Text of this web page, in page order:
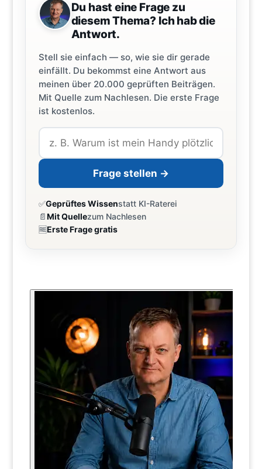
Du hast eine Frage zu
diesem Thema? Ich hab die
Antwort.
Stell sie einfach — so, wie sie dir gerade
einfällt. Du bekommst eine Antwort aus
meinen über 20.000 geprüften Beiträgen.
Mit Quelle zum Nachlesen. Die erste Frage
ist kostenlos.
Frage stellen →
✅Geprüftes Wissenstatt KI-Raterei
📄Mit Quellezum Nachlesen
🆓Erste Frage gratis